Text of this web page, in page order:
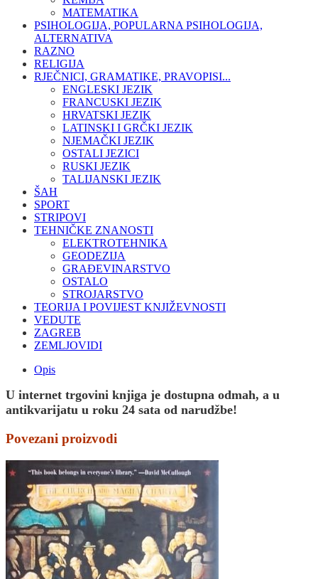
MATEMATIKA
PSIHOLOGIJA, POPULARNA PSIHOLOGIJA,
ALTERNATIVA
RAZNO
RELIGIJA
RJEČNICI, GRAMATIKE, PRAVOPISI...
ENGLESKI JEZIK
FRANCUSKI JEZIK
HRVATSKI JEZIK
LATINSKI I GRČKI JEZIK
NJEMAČKI JEZIK
OSTALI JEZICI
RUSKI JEZIK
TALIJANSKI JEZIK
ŠAH
SPORT
STRIPOVI
TEHNIČKE ZNANOSTI
ELEKTROTEHNIKA
GEODEZIJA
GRAĐEVINARSTVO
OSTALO
STROJARSTVO
TEORIJA I POVIJEST KNJIŽEVNOSTI
VEDUTE
ZAGREB
ZEMLJOVIDI
Opis
U internet trgovini knjiga je dostupna odmah, a u
antikvarijatu u roku 24 sata od narudžbe!
Povezani proizvodi